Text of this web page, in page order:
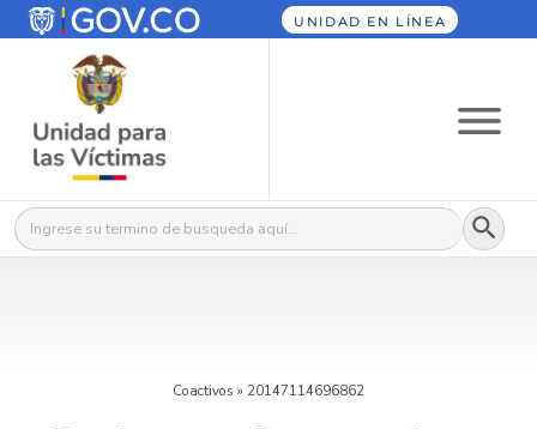
UNIDAD EN LÍNEA
Buscar: Botón
Coactivos » 20147114696862